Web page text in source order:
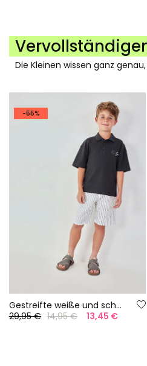
Die Kleinen wissen ganz
-55%
Gestreifte weiße und schwarze Leinen-Bermudas
29,95 € 14,95 € 13,45 €